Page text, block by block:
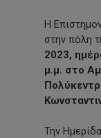
Η
στην πόλη
2023,
μ.μ. στο
Την